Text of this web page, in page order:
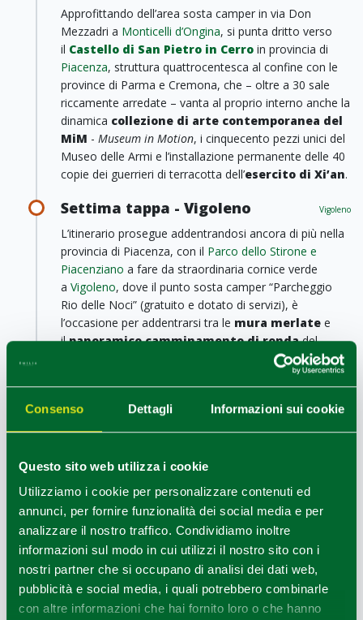
Consenso Dettagli Informazioni sui cookie
Questo sito web utilizza i cookie
Utilizziamo i cookie per personalizzare contenuti ed
annunci, per fornire funzionalità dei social media e per
analizzare il nostro traffico. Condividiamo inoltre
informazioni sul modo in cui utilizzi il nostro sito con i
nostri partner che si occupano di analisi dei dati web,
pubblicità e social media, i quali potrebbero combinarle
con altre informazioni che hai fornito loro o che hanno
Approfittando dell’area sosta camper in via Don
Mezzadri a Monticelli d’Ongina, si punta dritto verso
il Castello di San Pietro in Cerro in provincia di
Piacenza, struttura quattrocentesca al confine con le
province di Parma e Cremona, che – oltre a 30 sale
riccamente arredate – vanta al proprio interno anche la
dinamica collezione di arte contemporanea del
MiM - Museum in Motion, i cinquecento pezzi unici del
Museo delle Armi e l’installazione permanente delle 40
copie dei guerrieri di terracotta dell’esercito di Xi’an.
Settima tappa - Vigoleno Vigoleno
L’itinerario prosegue addentrandosi ancora di più nella
provincia di Piacenza, con il Parco dello Stirone e
Piacenziano a fare da straordinaria cornice verde
a Vigoleno, dove il punto sosta camper “Parcheggio
Rio delle Noci” (gratuito e dotato di servizi), è
l’occasione per addentrarsi tra le mura merlate e
ilpanoramico camminamento di rondadel
borgo, dominato dal mastio e dal castello che tra il
1921 e il 1935 la Duchessa Maria Ruspoli de Gramont
frequentato anche da Gabriele D’Annunzio e Max Ernst.
Proseguendo oltre,Castell’Arquato
tappa obbligata per una sosta panoramica, per
ammirare laRocca Viscontea, posta nella parte alta
del paese a fianco dellaCollegiata di Santa Maria
Assunta
, splendida struttura romanica con parti
Rinomatoset cinematograficodi alcune scene di
“Ladyhawke", Castell'Arquato è classificato come
"Città del Vino" e rientra nei100 borghi più belli